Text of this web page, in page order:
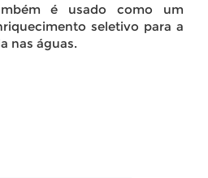
é usado como um
seletivo para a
nas águas.